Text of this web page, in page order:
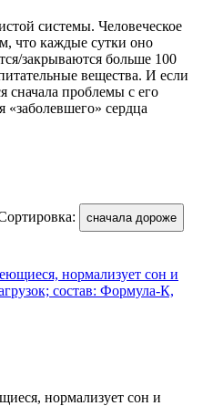
системы. Человеческое
что каждые сутки оно
закрываются больше 100
вещества. И если
сначала проблемы с его
сердца
сначала дороже
нормализует сон и